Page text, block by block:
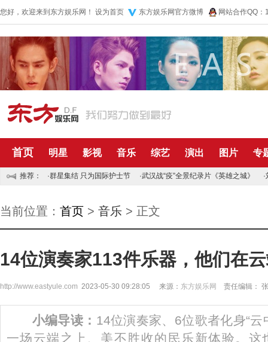
您好，欢迎来到东方娱乐网！ 设为首页 东方娱乐网官方微博 网站合作QQ
首页 明星 影视 音乐 综艺 演出 图片 专
推荐： ·群星集结 只为国际护士节 ·武汉战“疫”全景纪录片《英雄之城》 ·
当前位置： 首页 > 音乐 > 正文
14位演奏家113件乐器，他们在
http://www.eastyule.com 2023-05-30 09:28:05 来源： 东方娱乐网 责任编辑：
小编导读： 14位演奏家、6位歌者化身“云
一场云端之上、美不胜收的民乐新体验。这